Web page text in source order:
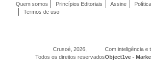
Crusoé, 2026,
Todos os direitos reservados
Com inteligência e
Object1ve -
Quem somos Princípios Editoriais Assine
Termos de uso